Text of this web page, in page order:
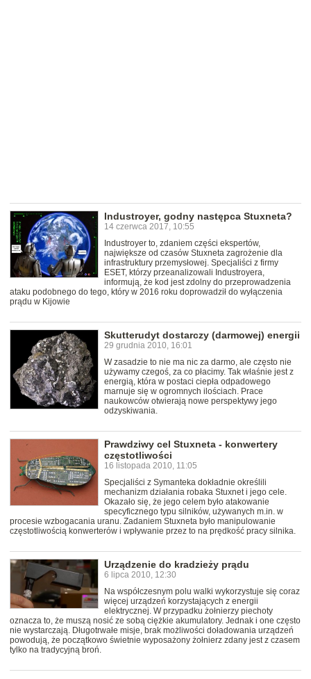
Industroyer, godny następca Stuxneta?
14 czerwca 2017, 10:55
Industroyer to, zdaniem części ekspertów,
największe od czasów Stuxneta zagrożenie dla
infrastruktury przemysłowej. Specjaliści z firmy
ESET, którzy przeanalizowali Industroyera,
informują, że kod jest zdolny do przeprowadzenia
ataku podobnego do tego, który w 2016 roku doprowadził do wyłączenia
prądu w Kijowie
Skutterudyt dostarczy (darmowej) energii
29 grudnia 2010, 16:01
W zasadzie to nie ma nic za darmo, ale często nie
używamy czegoś, za co płacimy. Tak właśnie jest z
energią, która w postaci ciepła odpadowego
marnuje się w ogromnych ilościach. Prace
naukowców otwierają nowe perspektywy jego
odzyskiwania.
Prawdziwy cel Stuxneta - konwertery
częstotliwości
16 listopada 2010, 11:05
Specjaliści z Symanteka dokładnie określili
mechanizm działania robaka Stuxnet i jego cele.
Okazało się, że jego celem było atakowanie
specyficznego typu silników, używanych m.in. w
procesie wzbogacania uranu. Zadaniem Stuxneta było manipulowanie
częstotliwością konwerterów i wpływanie przez to na prędkość pracy silnika.
Urządzenie do kradzieży prądu
6 lipca 2010, 12:30
Na współczesnym polu walki wykorzystuje się coraz
więcej urządzeń korzystających z energii
elektrycznej. W przypadku żołnierzy piechoty
oznacza to, że muszą nosić ze sobą ciężkie akumulatory. Jednak i one często
nie wystarczają. Długotrwałe misje, brak możliwości doładowania urządzeń
powodują, że początkowo świetnie wyposażony żołnierz zdany jest z czasem
tylko na tradycyjną broń.